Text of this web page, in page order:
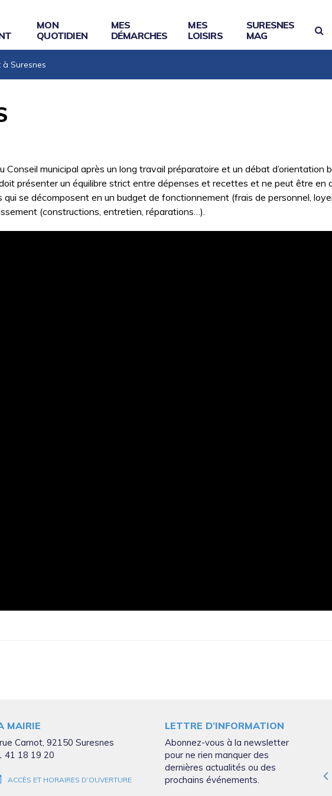
MON
QUOTIDIEN
MES
DÉMARCHES
MES
LOISIRS
SURESNES
MAG
Suresnes
municipal après un long travail préparatoire et un débat d’orientation
présenter un équilibre strict entre dépenses et recettes et ne peut être en
qui se décomposent en un budget de fonctionnement (frais de personnel,
(constructions, entretien, réparations…).
MAIRIE
Carnot, 92150 Suresnes
41 18 19 20
ACCÈS ET HORAIRES D’OUVERTURE
LETTRE D’INFORMATION
Abonnez-vous à la newsletter
pour ne rien manquer des
dernières actualités ou des
prochains événements.